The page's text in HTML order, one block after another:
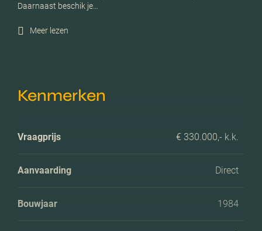
Daarnaast beschik je…
Meer lezen
Kenmerken
Vraagprijs € 330.000,- k.k.
Aanvaarding Direct
Bouwjaar 1984